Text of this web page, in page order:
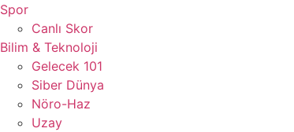
Spor
Canlı Skor
Bilim & Teknoloji
Gelecek 101
Siber Dünya
Nöro-Haz
Uzay